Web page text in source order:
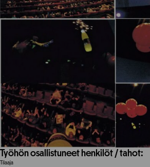
Työhön osallistuneet henkilöt / tahot:
Tilaaja